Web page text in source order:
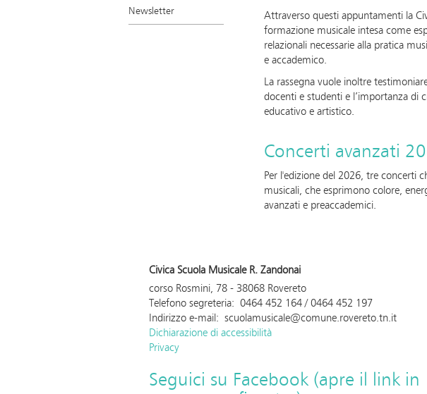
Newsletter
Attraverso questi appuntamenti la
formazione musicale intesa come
relazionali necessarie alla pratica
e accademico.
La rassegna vuole inoltre
docenti e studenti e l’importanza di
educativo e artistico.
Concerti avanzati
Per l'edizione del 2026, tre concerti
musicali, che esprimono colore,
avanzati e preaccademici.
Civica Scuola Musicale R. Zandonai
corso Rosmini, 78 - 38068 Rovereto
Telefono segreteria: 0464 452 164 / 0464 452 197
Indirizzo e-mail: scuolamusicale@comune.rovereto.tn.it
Dichiarazione di accessibilità
Privacy
Seguici su Facebook (apre il link in